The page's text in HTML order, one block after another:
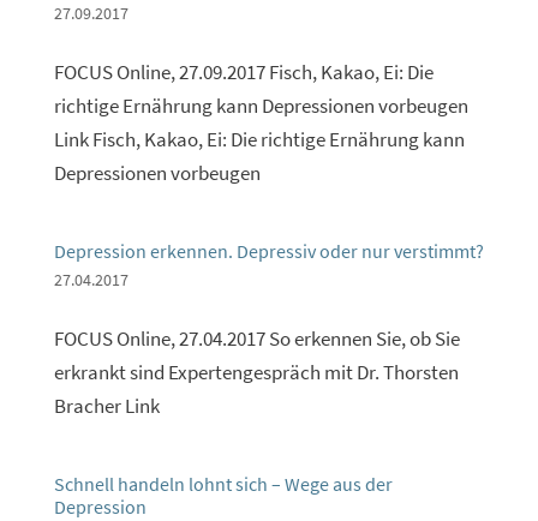
27.09.2017
FOCUS Online, 27.09.2017 Fisch, Kakao, Ei: Die
richtige Ernährung kann Depressionen vorbeugen
Link Fisch, Kakao, Ei: Die richtige Ernährung kann
Depressionen vorbeugen
Depression erkennen. Depressiv oder nur verstimmt?
27.04.2017
FOCUS Online, 27.04.2017 So erkennen Sie, ob Sie
erkrankt sind Expertengespräch mit Dr. Thorsten
Bracher Link
Schnell handeln lohnt sich – Wege aus der
Depression